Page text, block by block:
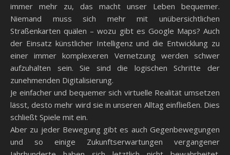
immer mehr zu, das macht unser Leben bequemer.
Niemand muss sich mehr mit unübersichtlichen
Straßenkarten quälen – wozu gibt es Google Maps? Auch
der Einsatz künstlicher Intelligenz und die Entwicklung zu
einer immer komplexeren Vernetzung werden schwer
aufzuhalten sein. Sie sind die logischen Schritte der
zunehmenden Digitalisierung.
Je einfacher und bequemer sich virtuelle Realität umsetzen
lässt, desto mehr wird sie in unseren Alltag einfließen. Dies
schließt Spiele mit ein.
Aber zu jeder Bewegung gibt es auch Gegenbewegungen
und so einige Zukunftserwartungen vergangener